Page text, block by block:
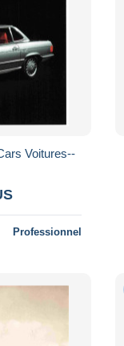
Voitures--
Professionnel